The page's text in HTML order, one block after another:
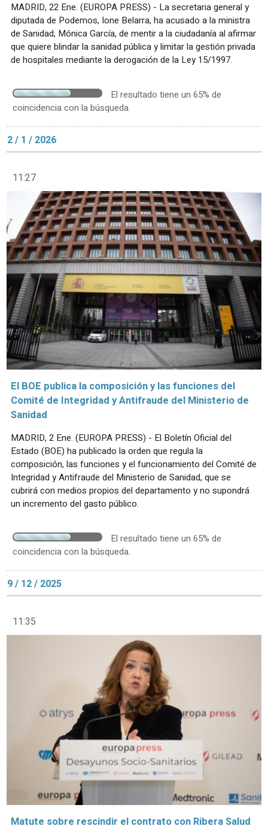
MADRID, 22 Ene. (EUROPA PRESS) - La secretaria general y
diputada de Podemos, Ione Belarra, ha acusado a la ministra
de Sanidad, Mónica García, de mentir a la ciudadanía al afirmar
que quiere blindar la sanidad pública y limitar la gestión privada
de hospitales mediante la derogación de la Ley 15/1997.
El resultado tiene un 65% de
coincidencia con la búsqueda.
2 / 1 / 2026
11:27
El BOE publica la composición y las funciones del
Comité de Integridad y Antifraude del Ministerio de
Sanidad
MADRID, 2 Ene. (EUROPA PRESS) - El Boletín Oficial del
Estado (BOE) ha publicado la orden que regula la
composición, las funciones y el funcionamiento del Comité de
Integridad y Antifraude del Ministerio de Sanidad, que se
cubrirá con medios propios del departamento y no supondrá
un incremento del gasto público.
El resultado tiene un 65% de
coincidencia con la búsqueda.
9 / 12 / 2025
11:35
Matute sobre rescindir el contrato con Ribera Salud